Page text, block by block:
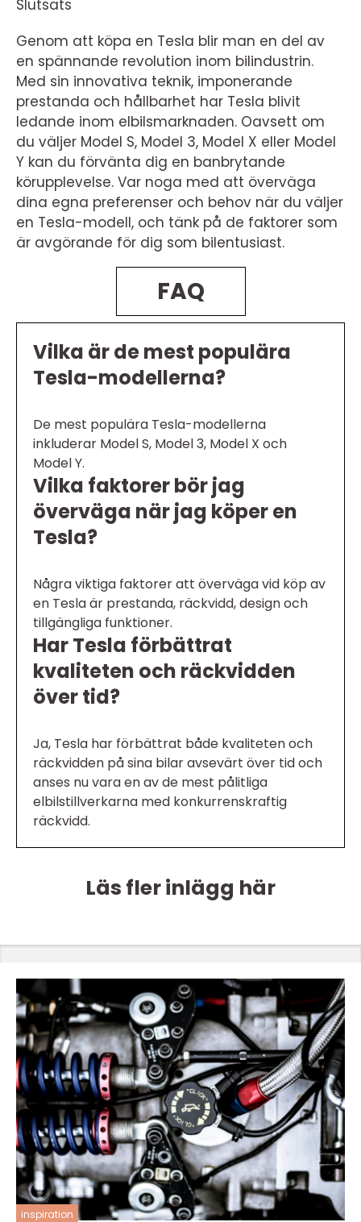
Slutsats
Genom att köpa en Tesla blir man en del av
en spännande revolution inom bilindustrin.
Med sin innovativa teknik, imponerande
prestanda och hållbarhet har Tesla blivit
ledande inom elbilsmarknaden. Oavsett om
du väljer Model S, Model 3, Model X eller Model
Y kan du förvänta dig en banbrytande
körupplevelse. Var noga med att överväga
dina egna preferenser och behov när du väljer
en Tesla-modell, och tänk på de faktorer som
är avgörande för dig som bilentusiast.
FAQ
Vilka är de mest populära
Tesla-modellerna?
De mest populära Tesla-modellerna
inkluderar Model S, Model 3, Model X och
Model Y.
Vilka faktorer bör jag
överväga när jag köper en
Tesla?
Några viktiga faktorer att överväga vid köp av
en Tesla är prestanda, räckvidd, design och
tillgängliga funktioner.
Har Tesla förbättrat
kvaliteten och räckvidden
över tid?
Ja, Tesla har förbättrat både kvaliteten och
räckvidden på sina bilar avsevärt över tid och
anses nu vara en av de mest pålitliga
elbilstillverkarna med konkurrenskraftig
räckvidd.
Läs fler inlägg här
inspiration